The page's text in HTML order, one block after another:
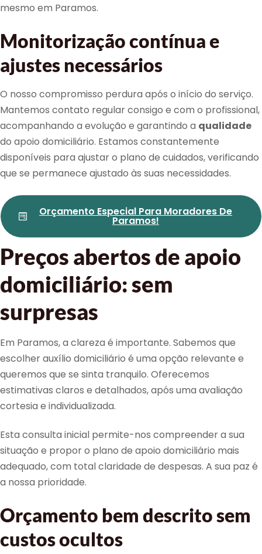
mesmo em Paramos.
Monitorização contínua e
ajustes necessários
O nosso compromisso perdura após o início do serviço.
Mantemos contato regular consigo e com o profissional,
acompanhando a evolução e garantindo a qualidade
do apoio domiciliário. Estamos constantemente
disponíveis para ajustar o plano de cuidados, verificando
que se permanece ajustado às suas necessidades.
Orçamento Especial Para Moradores De
Paramos!
Preços abertos de apoio
domiciliário: sem
surpresas
Em Paramos, a clareza é importante. Sabemos que
escolher auxílio domiciliário é uma opção relevante e
queremos que se sinta tranquilo. Oferecemos
estimativas claros e detalhados, após uma avaliação
cortesia e individualizada.
Esta consulta inicial permite-nos compreender a sua
situação e propor o plano de apoio domiciliário mais
adequado, com total claridade de despesas. A sua paz é
a nossa prioridade.
Orçamento bem descrito sem
custos ocultos